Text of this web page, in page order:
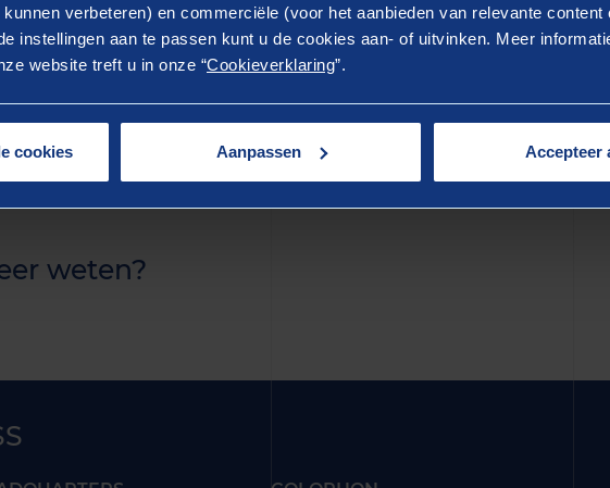
verbeteren) en commerciële (voor het aanbieden van relevante content
instellingen aan te passen kunt u de cookies aan- of uitvinken. Meer
website treft u in onze “Cookieverklaring”.
cookies Aanpassen Accepteer
nostrud exercitation ullamco laboris nisi ut aliquip ex ea commodo
irure dolor in reprehenderit in voluptate velit esse cillum dolore eu
Excepteur sint occaecat cupidatat non proident, sunt in culpa
anim id est laborum.
weten?